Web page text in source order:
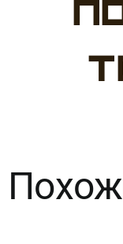
Набор